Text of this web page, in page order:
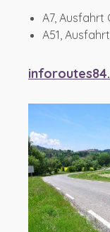
A7, Ausfahrt
A51,